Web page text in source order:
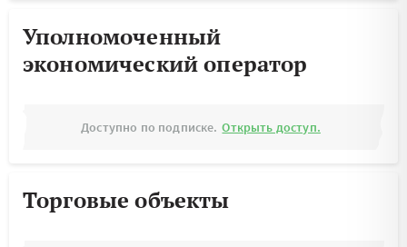
Уполномоченный
экономический оператор
Доступно по подписке. Открыть доступ.
Торговые объекты